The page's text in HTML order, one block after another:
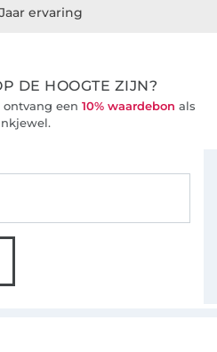
ervaring
DE HOOGTE ZIJN?
een 10% waardebon als